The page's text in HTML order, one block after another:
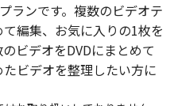
録画時間
フィル
（録画目
ダビング
料金／1
冊
ダビン
グ料金
／
10冊以
ランです。複数のビデオテ
編集、お気に入りの1枚を
ビデオをDVDにまとめて
ビデオを整理したい方に